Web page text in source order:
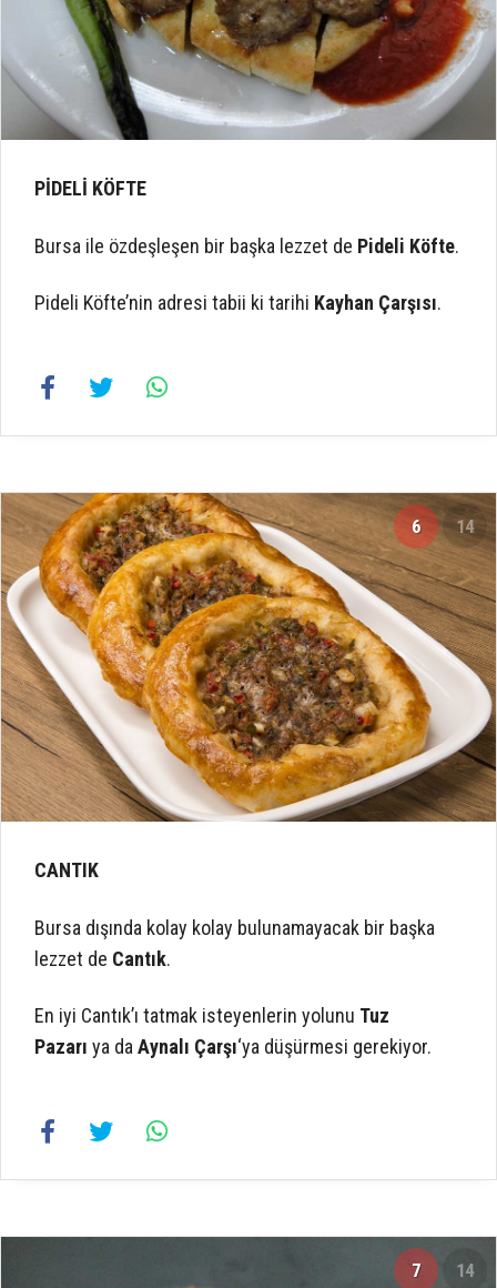
PİDELİ KÖFTE
Bursa ile özdeşleşen bir başka lezzet de Pideli Köfte.
Pideli Köfte’nin adresi tabii ki tarihi Kayhan Çarşısı.
6 14
CANTIK
Bursa dışında kolay kolay bulunamayacak bir başka
lezzet de Cantık.
En iyi Cantık’ı tatmak isteyenlerin yolunu Tuz
Pazarı ya daAynalı Çarşı‘ya düşürmesi gerekiyor.
7 14